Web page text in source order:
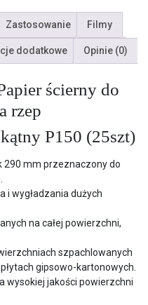
Zastosowanie Filmy
dodatkowe Opinie (0)
ścierny do
rzep
P150 (25szt)
290 mm przeznaczony do
i wygładzania dużych
na całej powierzchni,
szpachlowanych
gipsowo-kartonowych.
wysokiej jakości powierzchni